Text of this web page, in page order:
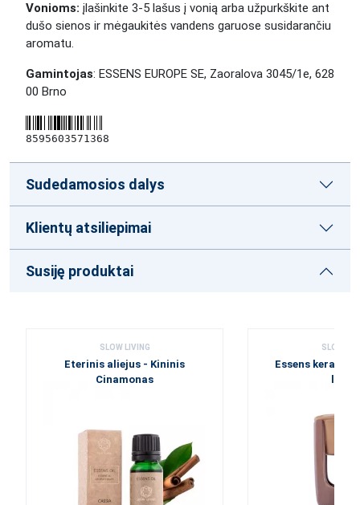
Vonioms: įlašinkite 3-5 lašus į vonią arba užpurkškite ant
dušo sienos ir mėgaukitės vandens garuose susidarančiu
aromatu.
Gamintojas: ESSENS EUROPE SE, Zaoralova 3045/1e, 628
00 Brno
8595603571368
Sudedamosios dalys
Klientų atsiliepimai
Susiję produktai
SLOW LIVING
Eterinis aliejus - Kininis
Cinamonas
SLOW
Essens